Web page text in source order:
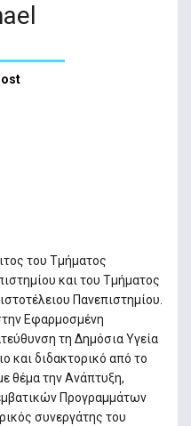
του Τμήματος
και του Τμήματος
Πανεπιστημίου.
Εφαρμοσμένη
τη Δημόσια Υγεία
και διδακτορικό από το
θέμα την Ανάπτυξη,
Προγραμμάτων
συνεργάτης του